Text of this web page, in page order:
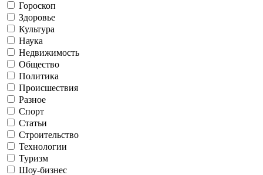
Гороскоп
Здоровье
Культура
Наука
Недвижимость
Общество
Политика
Происшествия
Разное
Спорт
Статьи
Строительство
Технологии
Туризм
Шоу-бизнес